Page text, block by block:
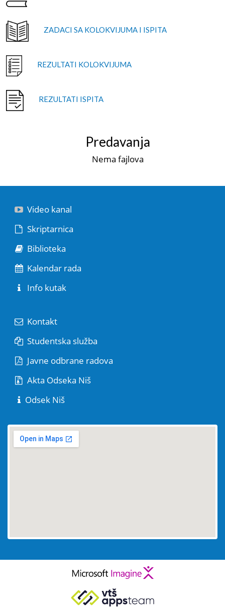
ZADACI SA KOLOKVIJUMA I ISPITA
REZULTATI KOLOKVIJUMA
REZULTATI ISPITA
Predavanja
Nema fajlova
Video kanal
Skriptarnica
Biblioteka
Kalendar rada
Info kutak
Kontakt
Studentska služba
Javne odbrane radova
Akta Odseka Niš
Odsek Niš